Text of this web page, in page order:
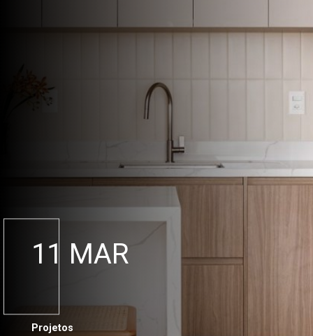
11 MAR
Projetos